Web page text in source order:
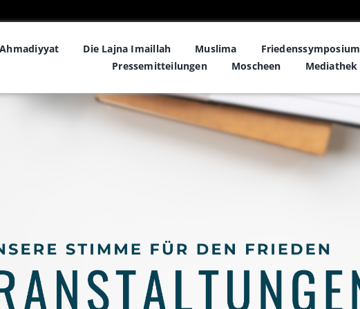
Ahmadiyyat Die Lajna Imaillah Muslima Friedenssymposium
Pressemitteilungen
Moscheen Mediathek